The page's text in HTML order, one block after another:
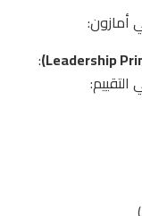
أمازون:
: